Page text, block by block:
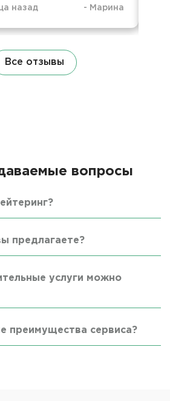
назад - Марина
Все отзывы
вопросы
предлагаете?
услуги можно
преимущества сервиса?